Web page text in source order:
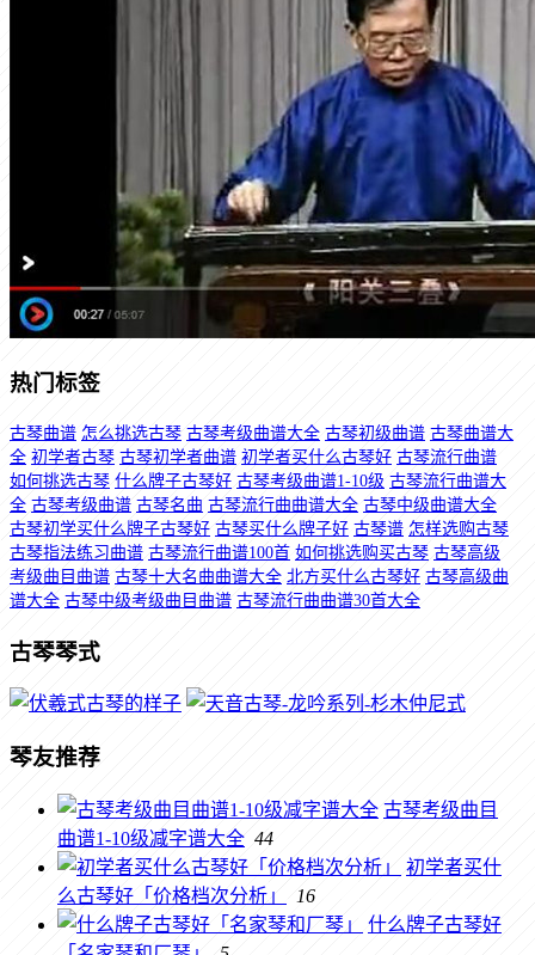
热门标签
古琴曲谱 怎么挑选古琴 古琴考级曲谱大全 古琴初级曲谱 古琴曲谱大
全 初学者古琴 古琴初学者曲谱 初学者买什么古琴好 古琴流行曲谱
如何挑选古琴 什么牌子古琴好 古琴考级曲谱1-10级 古琴流行曲谱大
全 古琴考级曲谱 古琴名曲 古琴流行曲曲谱大全 古琴中级曲谱大全
古琴初学买什么牌子古琴好 古琴买什么牌子好 古琴谱 怎样选购古琴
古琴指法练习曲谱 古琴流行曲谱100首 如何挑选购买古琴 古琴高级
考级曲目曲谱 古琴十大名曲曲谱大全 北方买什么古琴好 古琴高级曲
谱大全 古琴中级考级曲目曲谱 古琴流行曲曲谱30首大全
古琴琴式
琴友推荐
古琴考级曲目
曲谱1-10级减字谱大全 44
初学者买什
么古琴好「价格档次分析」
16
什么牌子古琴好